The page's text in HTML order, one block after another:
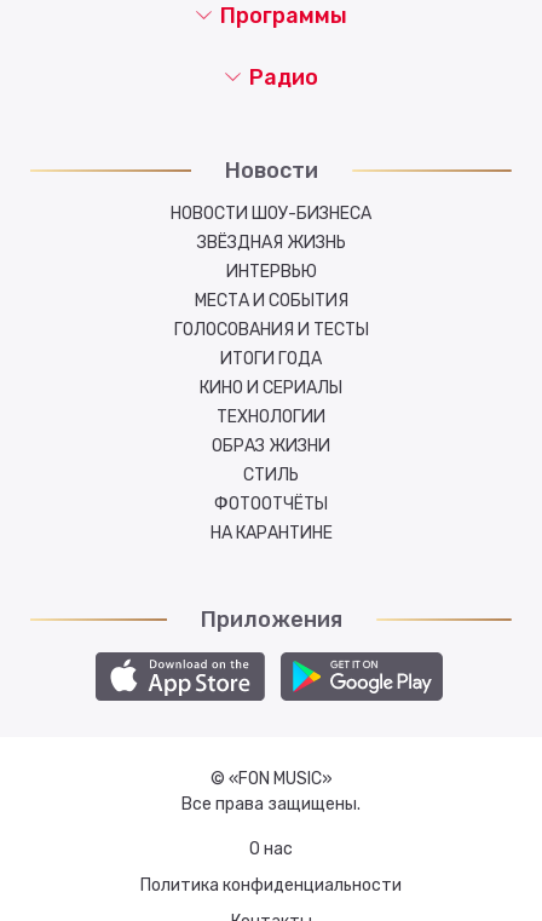
Новости
НОВОСТИ ШОУ-БИЗНЕСА
ЗВЁЗДНАЯ ЖИЗНЬ
ИНТЕРВЬЮ
МЕСТА И СОБЫТИЯ
ГОЛОСОВАНИЯ И ТЕСТЫ
ИТОГИ ГОДА
КИНО И СЕРИАЛЫ
ТЕХНОЛОГИИ
ОБРАЗ ЖИЗНИ
СТИЛЬ
ФОТООТЧЁТЫ
НА КАРАНТИНЕ
Программы
Радио
Приложения
© «FON MUSIC»
Все права защищены.
О нас
Политика конфиденциальности